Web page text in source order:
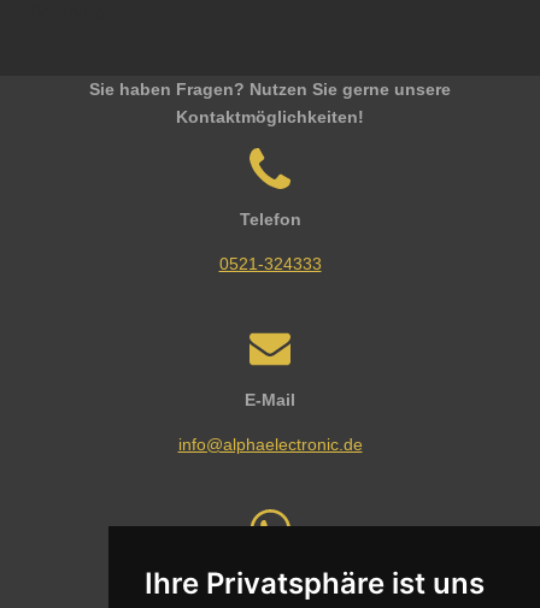
Ihre Privatsphäre ist uns
Sie haben Fragen? Nutzen Sie gerne unsere
Kontaktmöglichkeiten!
Telefon
0521-324333
E-Mail
info@alphaelectronic.de
Whatsapp